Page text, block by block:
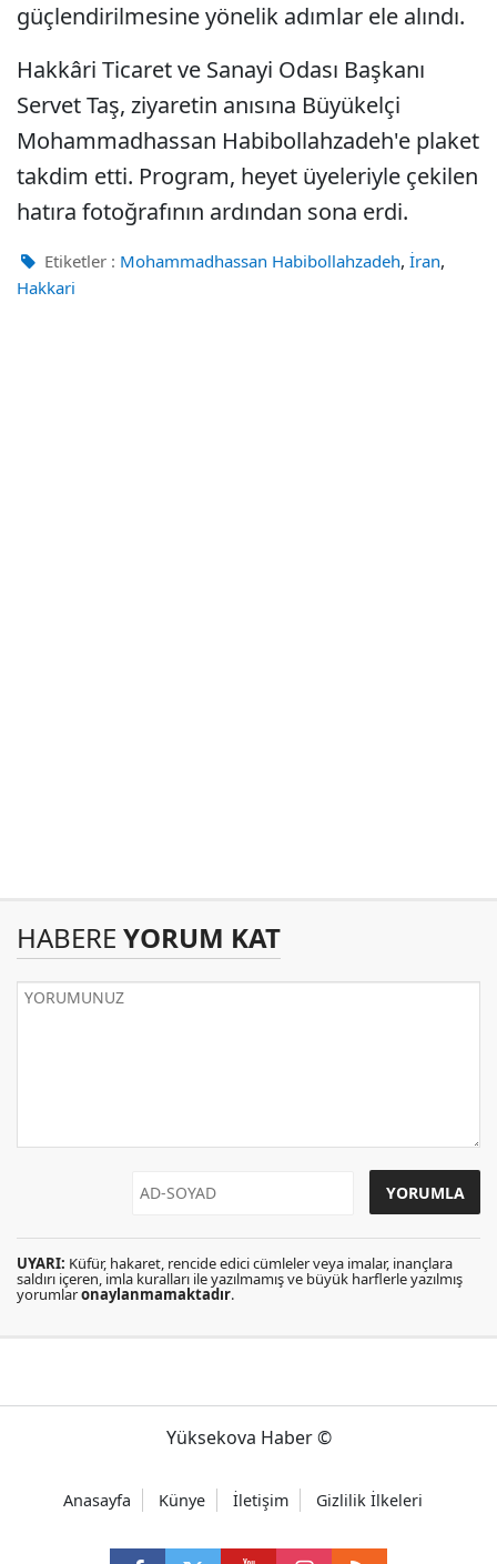
güçlendirilmesine yönelik adımlar ele alındı.
Hakkâri Ticaret ve Sanayi Odası Başkanı
Servet Taş, ziyaretin anısına Büyükelçi
Mohammadhassan Habibollahzadeh'e plaket
takdim etti. Program, heyet üyeleriyle çekilen
hatıra fotoğrafının ardından sona erdi.
Etiketler : Mohammadhassan Habibollahzadeh, İran,
Hakkari
HABERE YORUM KAT
UYARI: Küfür, hakaret, rencide edici cümleler veya imalar, inançlara
saldırı içeren, imla kuralları ile yazılmamış ve büyük harflerle yazılmış
yorumlaronaylanmamaktadır.
Yüksekova Haber ©
Anasayfa Künye İletişim Gizlilik İlkeleri